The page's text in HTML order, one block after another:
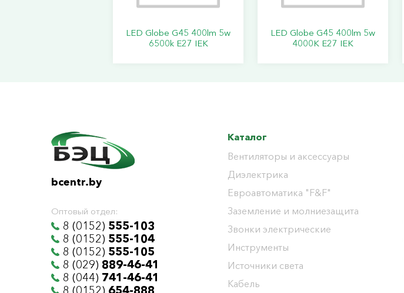
LED Globe G45 400lm 5w
6500k E27 IEK
LED Globe G45 400lm 5w
4000K E27 IEK
bcentr.by
Оптовый отдел:
8 (0152) 555-103
8 (0152) 555-104
8 (0152) 555-105
8 (029) 889-46-41
8 (044) 741-46-41
Каталог
Вентиляторы и аксессуары
Диэлектрика
Евроавтоматика "F&F"
Заземление и молниезащита
Звонки электрические
Инструменты
Источники света
Кабель